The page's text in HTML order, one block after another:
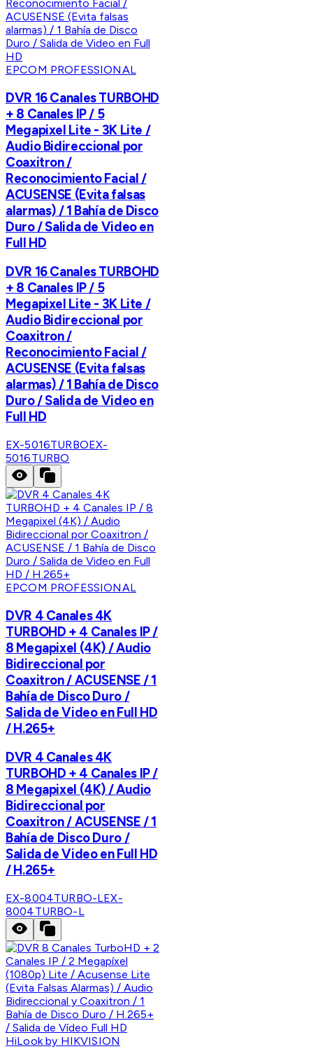
EPCOM PROFESSIONAL
DVR 16 Canales TURBOHD
+ 8 Canales IP / 5
Megapixel Lite - 3K Lite /
Audio Bidireccional por
Coaxitron /
Reconocimiento Facial /
ACUSENSE (Evita falsas
alarmas) / 1 Bahía de Disco
Duro / Salida de Video en
Full HD
DVR 16 Canales TURBOHD
+ 8 Canales IP / 5
Megapixel Lite - 3K Lite /
Audio Bidireccional por
Coaxitron /
Reconocimiento Facial /
ACUSENSE (Evita falsas
alarmas) / 1 Bahía de Disco
Duro / Salida de Video en
Full HD
EX-5016TURBOEX-
5016TURBO
EPCOM PROFESSIONAL
DVR 4 Canales 4K
TURBOHD + 4 Canales IP /
8 Megapixel (4K) / Audio
Bidireccional por
Coaxitron / ACUSENSE / 1
Bahía de Disco Duro /
Salida de Video en Full HD
/ H.265+
DVR 4 Canales 4K
TURBOHD + 4 Canales IP /
8 Megapixel (4K) / Audio
Bidireccional por
Coaxitron / ACUSENSE / 1
Bahía de Disco Duro /
Salida de Video en Full HD
/ H.265+
EX-8004TURBO-LEX-
8004TURBO-L
HiLook by HIKVISION